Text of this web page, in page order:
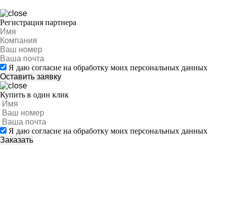
Регистрация партнера
Я даю согласие на обработку моих персональных данных
Купить в один клик
Я даю согласие на обработку моих персональных данных